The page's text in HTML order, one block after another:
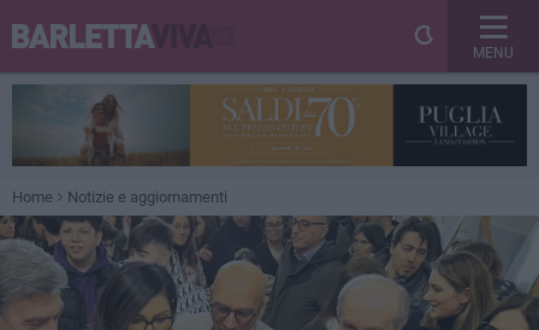
MENU
Home Notizie e aggiornamenti